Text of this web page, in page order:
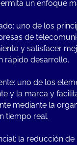
un enfoque
uno de los
de
y satisfacer
rápido desarrollo.
uno de los
y la marca y
mediante la
tiempo real.
la reducción